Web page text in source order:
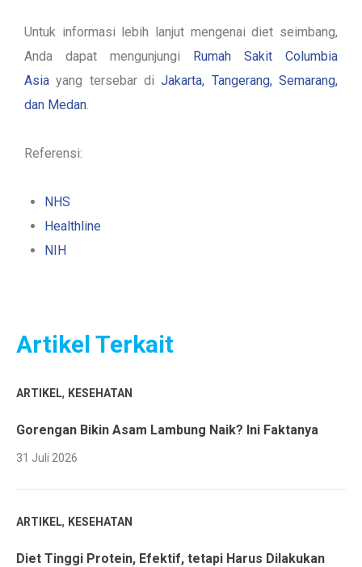
Untuk informasi lebih lanjut mengenai diet seimbang,
Anda dapat mengunjungi Rumah Sakit Columbia
Asia yang tersebar diJakarta, Tangerang, Semarang,
dan Medan.
Referensi:
NHS
Healthline
NIH
Artikel Terkait
ARTIKEL, KESEHATAN
Gorengan Bikin Asam Lambung Naik? Ini Faktanya
31 Juli 2026
ARTIKEL, KESEHATAN
Diet Tinggi Protein, Efektif, tetapi Harus Dilakukan